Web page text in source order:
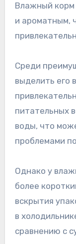
Влажный
и ароматным,
Среди
выделить его
питательных
воды, что
проблемами
Однако у
более
вскрытия
в
сравнению с